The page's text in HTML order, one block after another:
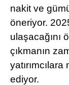
nakit ve
öneriyor.
ulaşacağını
çıkmanın
ediyor.